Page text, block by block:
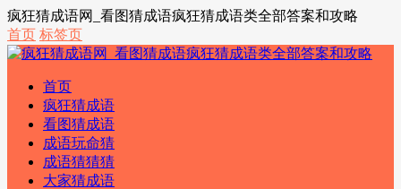
疯狂猜成语网_看图猜成语疯狂猜成语类全部答案和攻略
首页 标签页
首页
疯狂猜成语
看图猜成语
成语玩命猜
成语猜猜猜
大家猜成语